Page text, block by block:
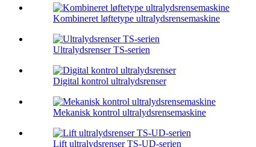
Kombineret løftetype ultralydsrensemaskine
Ultralydsrenser TS-serien
Digital kontrol ultralydsrenser
Mekanisk kontrol ultralydsrensemaskine
Lift ultralydsrenser TS-UD-serien